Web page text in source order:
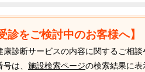
診をご検討中のお客様へ】
康診断サービスの内容に関するご相
は、 施設検索ページの検索結果に表